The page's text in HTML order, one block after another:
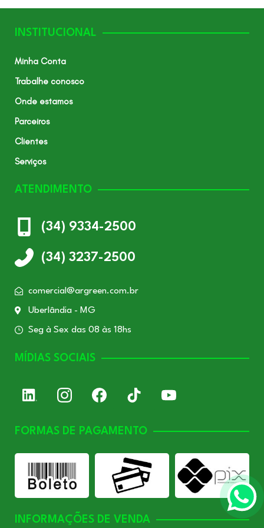
INSTITUCIONAL
Minha Conta
Trabalhe conosco
Onde estamos
Parceiros
Clientes
Serviços
ATENDIMENTO
(34) 9334-2500
(34) 3237-2500
comercial@argreen.com.br
Uberlândia - MG
Seg à Sex das 08 às 18hs
MÍDIAS SOCIAIS
FORMAS DE PAGAMENTO
INFORMAÇÕES DE VENDA